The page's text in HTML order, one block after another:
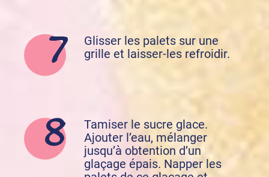
Glisser les palets sur une
grille et laisser-les refroidir.
Tamiser le sucre glace.
Ajouter l’eau, mélanger
jusqu’à obtention d’un
glaçage épais. Napper les